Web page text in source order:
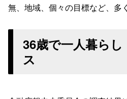
無、地域、個々の目標など、多
36歳で一人暮ら
ス